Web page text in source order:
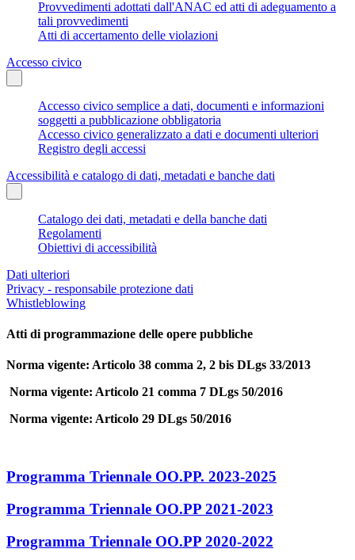
Provvedimenti adottati dall'ANAC ed atti di adeguamento a
tali provvedimenti
Atti di accertamento delle violazioni
Accesso civico
Accesso civico semplice a dati, documenti e informazioni
soggetti a pubblicazione obbligatoria
Accesso civico generalizzato a dati e documenti ulteriori
Registro degli accessi
Accessibilità e catalogo di dati, metadati e banche dati
Catalogo dei dati, metadati e della banche dati
Regolamenti
Obiettivi di accessibilità
Dati ulteriori
Privacy - responsabile protezione dati
Whistleblowing
Atti di programmazione delle opere pubbliche
Norma vigente: Articolo 38 comma 2, 2 bis DLgs 33/2013
Norma vigente: Articolo 21 comma 7 DLgs 50/2016
Norma vigente: Articolo 29 DLgs 50/2016
Programma Triennale OO.PP. 2023-2025
Programma Triennale OO.PP 2021-2023
Programma Triennale OO.PP 2020-2022